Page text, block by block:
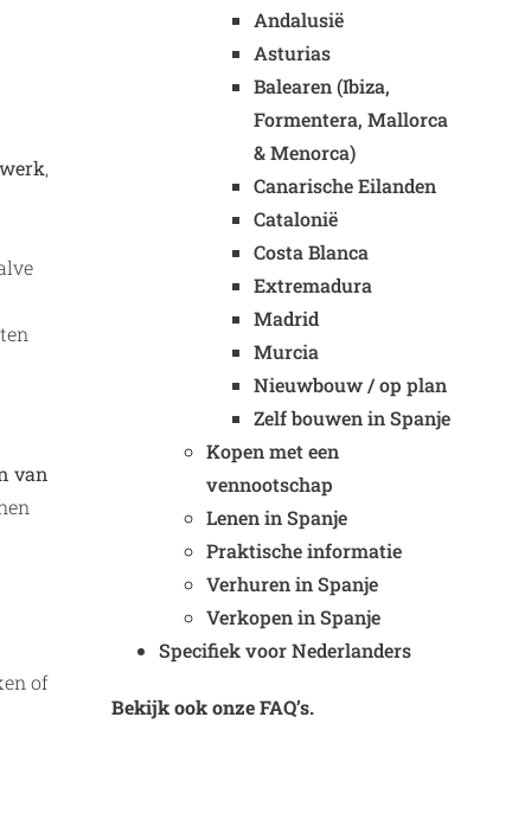
,
van
of
Andalusië
Asturias
Balearen (Ibiza,
Formentera, Mallorca
& Menorca)
Canarische Eilanden
Catalonië
Costa Blanca
Extremadura
Madrid
Murcia
Nieuwbouw / op plan
Zelf bouwen in Spanje
Kopen met een
vennootschap
Lenen in Spanje
Praktische informatie
Verhuren in Spanje
Verkopen in Spanje
Specifiek voor Nederlanders
Bekijk ook onze FAQ’s.